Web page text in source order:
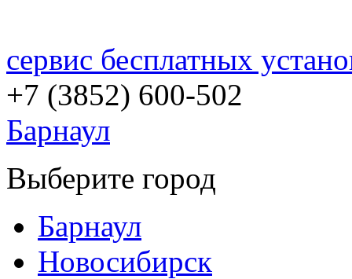
сервис бесплатных
+7 (3852) 600-502
Барнаул
Выберите город
Барнаул
Новосибирск